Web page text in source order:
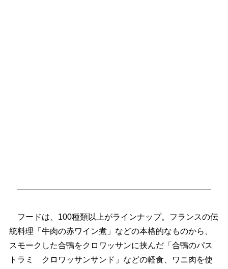
フードは、100種類以上がラインナップ。フランスの伝
統料理「牛肉の赤ワイン煮」などの本格的なものから、
スモークした合鴨をクロワッサンに挟んだ「合鴨のパス
トラミ クロワッサンサンド」などの軽食、ワニ肉を使